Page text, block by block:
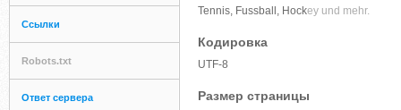
Ссылки
Robots.txt
Ответ сервера
Tennis, Fussball, Hockey und mehr.
Кодировка
UTF-8
Размер страницы